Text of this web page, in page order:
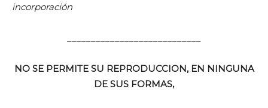
incorporación
NO SE PERMITE SU REPRODUCCION, EN NINGUNA
DE SUS FORMAS,